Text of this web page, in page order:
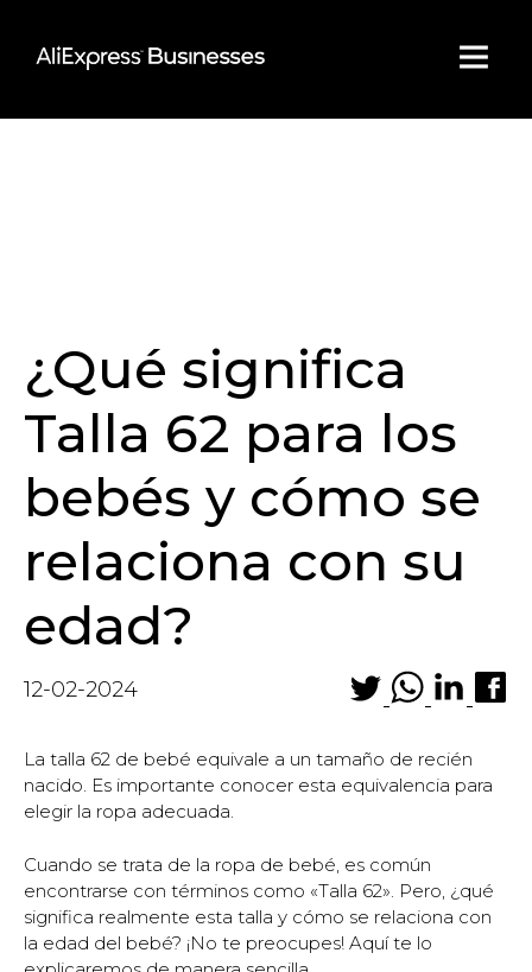
content
¿Qué significa
Talla 62 para los
bebés y cómo se
relaciona con su
edad?
12-02-2024
La talla 62 de bebé equivale a un tamaño de recién
nacido. Es importante conocer esta equivalencia para
elegir la ropa adecuada.
Cuando se trata de la ropa de bebé, es común
encontrarse con términos como «Talla 62». Pero, ¿qué
significa realmente esta talla y cómo se relaciona con
la edad del bebé? ¡No te preocupes! Aquí te lo